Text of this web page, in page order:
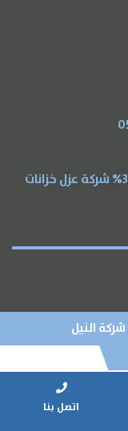
عزل خزانات بالقصيم 0548622630 خصم 30% شركة عزل خزانات
شركة النيل
اتصل بنا